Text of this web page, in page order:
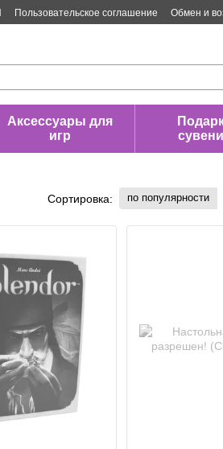
Пользовательское соглашение
Обмен и
Аксессуары для
игр
Сортировка: по популярности